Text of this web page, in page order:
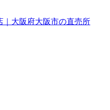
｜大阪府大阪市の直売所